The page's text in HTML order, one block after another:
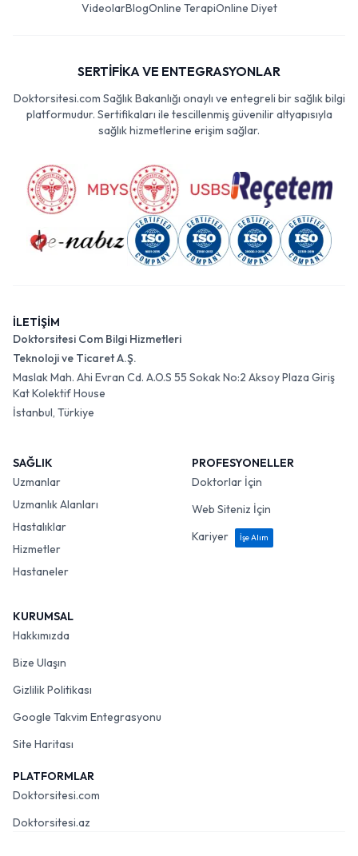
VideolarBlogOnline TerapiOnline Diyet
SERTİFİKA VE ENTEGRASYONLAR
Doktorsitesi.com Sağlık Bakanlığı onaylı ve entegreli bir sağlık bilgi
platformudur. Sertifikaları ile tescillenmiş güvenilir altyapısıyla
sağlık hizmetlerine erişim sağlar.
İLETİŞİM
Doktorsitesi Com Bilgi Hizmetleri
Teknoloji ve Ticaret A.Ş.
Maslak Mah. Ahi Evran Cd. A.O.S 55 Sokak No:2 Aksoy Plaza Giriş
Kat Kolektif House
İstanbul, Türkiye
SAĞLIK
Uzmanlar
Uzmanlık Alanları
Hastalıklar
Hizmetler
Hastaneler
PROFESYONELLER
Doktorlar İçin
Web Siteniz İçin
Kariyer
İşe Alım
KURUMSAL
Hakkımızda
Bize Ulaşın
Gizlilik Politikası
Google Takvim Entegrasyonu
Site Haritası
PLATFORMLAR
Doktorsitesi.com
Doktorsitesi.az